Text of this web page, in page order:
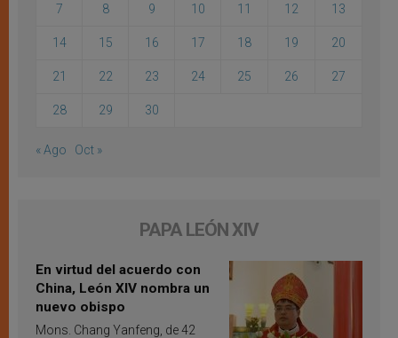
7 8 9 10 11 12 13
14 15 16 17 18 19 20
21 22 23 24 25 26 27
28 29 30
« Ago Oct »
PAPA LEÓN XIV
En virtud del acuerdo con
China, León XIV nombra un
nuevo obispo
Mons. Chang Yanfeng, de 42